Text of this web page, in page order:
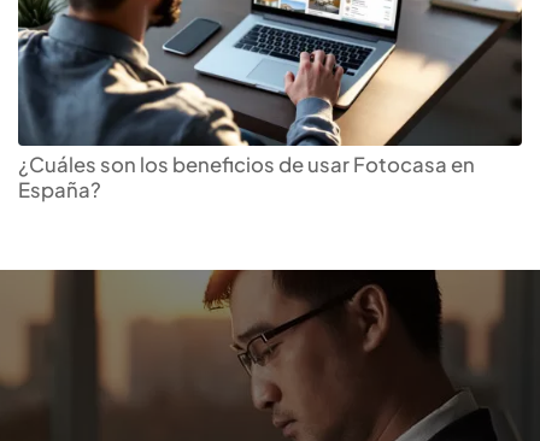
¿Cuáles son los beneficios de usar Fotocasa en
España?